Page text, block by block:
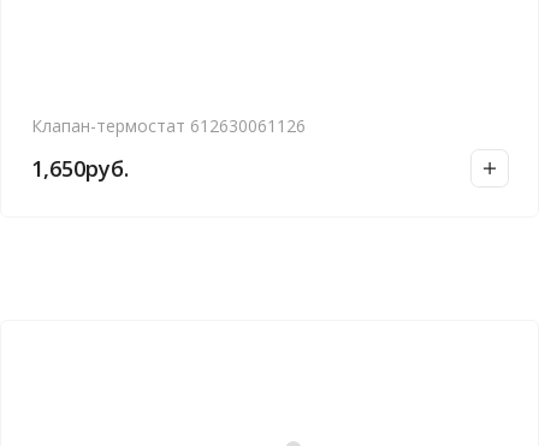
Клапан-термостат 612630061126
1,650руб.